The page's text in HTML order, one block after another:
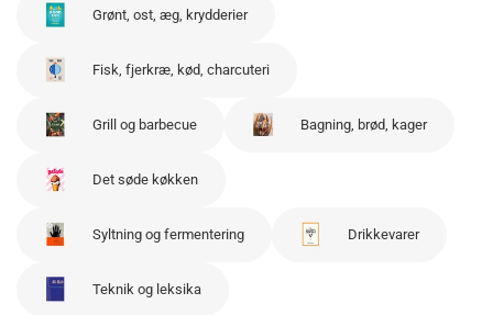
Grønt, ost, æg, krydderier
Fisk, fjerkræ, kød, charcuteri
Grill og barbecue Bagning, brød, kager
Det søde køkken
Syltning og fermentering Drikkevarer
Teknik og leksika